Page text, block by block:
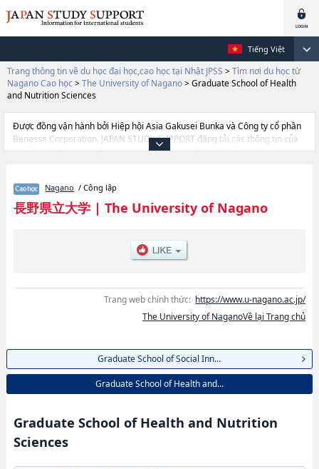
Tiếng Việt
Trang thông tin về du học đại học,cao học tại Nhật JPSS > Tìm nơi du học từ
Nagano Cao học > The University of Nagano> Graduate School of Health
and Nutrition Sciences
Được đồng vận hành bởi Hiệp hội Asia Gakusei Bunka và Công ty cổ phần
Benesse Corporation, JAPAN STUDY SUPPORT đăng tải các thông tin của
khoảng 1.300 trường đại học, cao học, trường đại học ngắn hạn, trường
thông tin cần thiết dành cho du học sinh, như là về các Graduate School of
Social InnovationhoặcGraduate School of Health and Nutrition Sciences,
thông tin về từng khoa nghiên cứu, thông tin liên quan đến thi tuyển như
Nagano / Công lập
長野県立大学| The University of Nagano
Trang web chính thức: https://www.u-nagano.ac.jp/
The University of NaganoVề lại Trang chủ
Graduate School of Social Inn...
Graduate School of Health and...
Graduate School of Health and Nutrition
Sciences